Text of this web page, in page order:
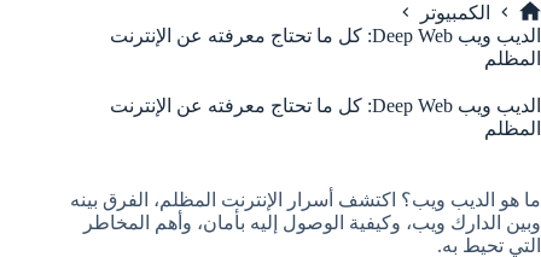
الرئيسية
الكمبيوتر
الديب ويب Deep Web: كل ما تحتاج معرفته عن الإنترنت
المظلم
الديب ويب Deep Web: كل ما تحتاج معرفته عن الإنترنت
المظلم
ما هو الديب ويب؟ اكتشف أسرار الإنترنت المظلم، الفرق بينه
وبين الدارك ويب، وكيفية الوصول إليه بأمان، وأهم المخاطر
التي تحيط به.